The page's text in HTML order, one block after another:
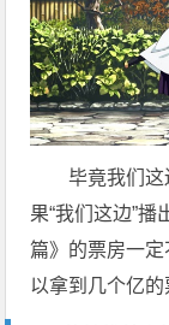
毕竟我们
果“我们这边”
篇》的票房一
以拿到几个亿的